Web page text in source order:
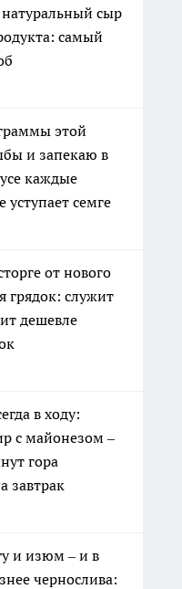
сыр
самый
этой
и запекаю в
каждые
семге
от нового
грядок: служит
дешевле
в ходу:
с майонезом –
гора
завтрак
и изюм – и в
чернослива: